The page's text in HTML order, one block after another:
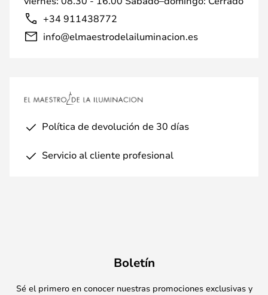
+34 911438772
info@elmaestrodelailuminacion.es
Política de devolución de 30 días
Servicio al cliente profesional
Boletín
Sé el primero en conocer nuestras promociones exclusivas y